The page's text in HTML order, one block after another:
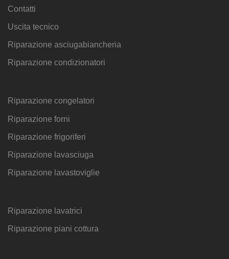
Contatti
Uscita tecnico
Riparazione asciugabiancheria
Riparazione condizionatori
Riparazione congelatori
Riparazione forni
Riparazione frigoriferi
Riparazione lavasciuga
Riparazione lavastoviglie
Riparazione lavatrici
Riparazione piani cottura